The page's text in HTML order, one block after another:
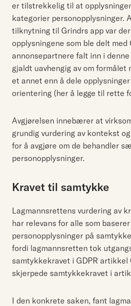
er tilstrekkelig til at
kategorier personopplysninger.
tilknytning til Grindrs app var
opplysningene som ble delt med
annonsepartnere falt inn i
gjaldt uavhengig av om formålet
et annet enn å dele
orientering (her å legge til rette
Avgjørelsen innebærer at
grundig vurdering av kontekst
for å avgjøre om de behandler
personopplysninger.
Kravet til samtykke
Lagmannsrettens vurdering av
har relevans for alle som
personopplysninger på
fordi lagmannsretten tok
samtykkekravet i GDPR artikkel
skjerpede samtykkekravet i
I den konkrete saken, fant